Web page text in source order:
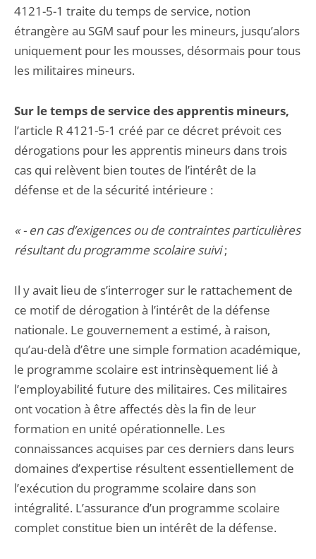
4121-5-1 traite du temps de service, notion
étrangère au SGM sauf pour les mineurs, jusqu’alors
uniquement pour les mousses, désormais pour tous
les militaires mineurs.
Sur le temps de service des apprentis mineurs,
l’article R 4121-5-1 créé par ce décret prévoit ces
dérogations pour les apprentis mineurs dans trois
cas qui relèvent bien toutes de l’intérêt de la
défense et de la sécurité intérieure :
« - en cas d’exigences ou de contraintes particulières
résultant du programme scolaire suivi;
Il y avait lieu de s’interroger sur le rattachement de
ce motif de dérogation à l’intérêt de la défense
nationale. Le gouvernement a estimé, à raison,
qu’au-delà d’être une simple formation académique,
le programme scolaire est intrinsèquement lié à
l’employabilité future des militaires. Ces militaires
ont vocation à être affectés dès la fin de leur
formation en unité opérationnelle. Les
connaissances acquises par ces derniers dans leurs
domaines d’expertise résultent essentiellement de
l’exécution du programme scolaire dans son
intégralité. L’assurance d’un programme scolaire
complet constitue bien un intérêt de la défense.